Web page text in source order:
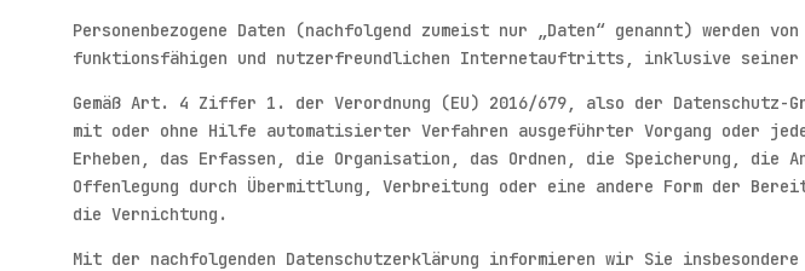
Personenbezogene Daten (nachfolgend zumeist nur „Daten“ genannt)
funktionsfähigen und nutzerfreundlichen Internetauftritts, inklusive seiner
Gemäß Art. 4 Ziffer 1. der Verordnung (EU) 2016/679, also der Datenschutz-
mit oder ohne Hilfe automatisierter Verfahren ausgeführter Vorgang oder jede
Erheben, das Erfassen, die Organisation, das Ordnen, die Speicherung, die
Offenlegung durch Übermittlung, Verbreitung oder eine andere Form der
die Vernichtung.
Mit der nachfolgenden Datenschutzerklärung informieren wir Sie